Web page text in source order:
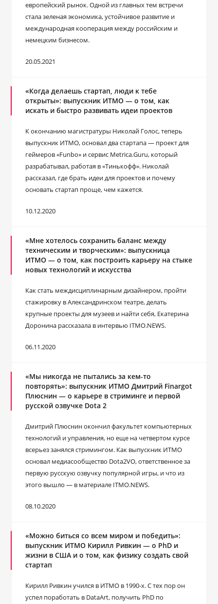
европейский рынок. Одной из главных тем встречи
стала зеленая экономика, устойчивое развитие и
международная кооперация между российским и
немецким бизнесом.
20.05.2021
«Когда делаешь стартап, люди к тебе
открыты»: выпускник ИТМО — о том, как
искать и быстро развивать идеи проектов
К окончанию магистратуры Николай Голос, теперь
выпускник ИТМО, основал два стартапа ― проект для
геймеров «Funbo» и сервис Metrica.Guru, который
разрабатывал, работая в «Тинькофф». Николай
рассказал, где брать идеи для проектов и почему
основать стартап проще, чем кажется.
10.12.2020
«Мне хотелось сохранить баланс между
техническим и творческим»: выпускница
ИТМО ― о том, как построить карьеру на стыке
новых технологий и искусства
Как стать междисциплинарным дизайнером, пройти
стажировку в Александринском театре, делать
крупные проекты для музеев и найти себя, Екатерина
Доронина рассказала в интервью ITMO.NEWS.
06.11.2020
«Мы никогда не пытались за кем-то
повторять»: выпускник ИТМО Дмитрий Finargot
Плюснин ― о карьере в стриминге и первой
русской озвучке Dota 2
Дмитрий Плюснин окончил факультет компьютерных
технологий и управления, но еще на четвертом курсе
всерьез занялся стримингом. Как выпускник ИТМО
основал медиасообщество Dota2VO, ответственное за
первую русскую озвучку популярной игры, и что из
этого вышло ― в материале ITMO.NEWS.
08.10.2020
«Можно биться со всем миром и победить»:
выпускник ИТМО Кирилл Ривкин ― о PhD и
жизни в США и о том, как физику создать свой
стартап
Кирилл Ривкин учился в ИТМО в 1990-х. С тех пор он
успел поработать в DataArt, получить PhD по